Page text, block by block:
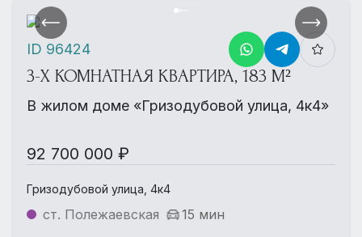
3-Х КОМНАТНАЯ КВАРТИРА, 183 М²
В жилом доме «Гризодубовой улица, 4к4»
92 700 000 ₽
Гризодубовой улица, 4к4
ст. Полежаевская 15 мин
ID 96424